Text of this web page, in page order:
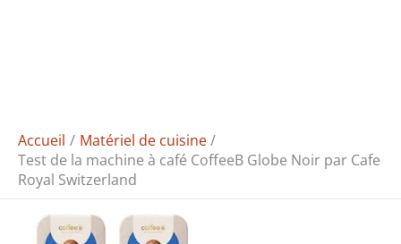
Accueil
Matériel de cuisine
Test de la machine à café CoffeeB Globe Noir par Cafe
Royal Switzerland